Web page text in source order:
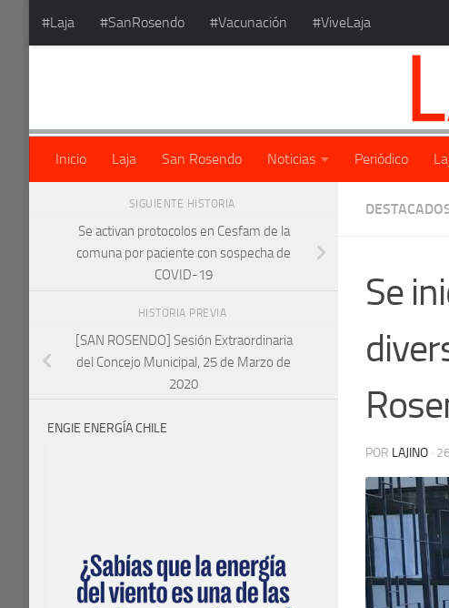
Saltar al contenido
#Laja #SanRosendo #Vacunación #ViveLaja
Inicio Laja San Rosendo Noticias Periódico
Se
POR LAJINO ·
SIGUIENTE HISTORIA
Se activan protocolos en Cesfam de la
comuna por paciente con sospecha de
COVID-19
HISTORIA PREVIA
[SAN ROSENDO] Sesión Extraordinaria
del Concejo Municipal, 25 de Marzo de
2020
ENGIE ENERGÍA CHILE